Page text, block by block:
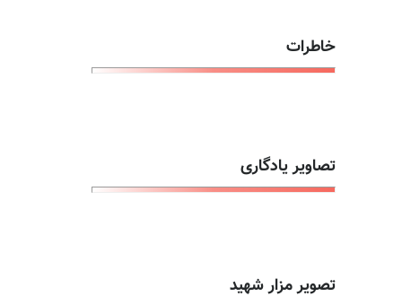
خاطرات
تصاویر یادگاری
تصویر مزار شهید